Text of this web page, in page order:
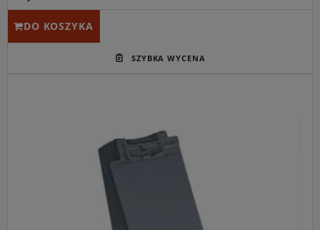
DO KOSZYKA
Główne przeznaczenie:Trwałe, szczelne i wysoce
estetyczne wykończenie lewej krawędzi bocznej
(szczytowej) połaci dachowej.
Płaskiej dachówki ceramicznej Röben
Bergamo w kolorze antracytowa angoba, tworząc spójny i
bezpieczny system.